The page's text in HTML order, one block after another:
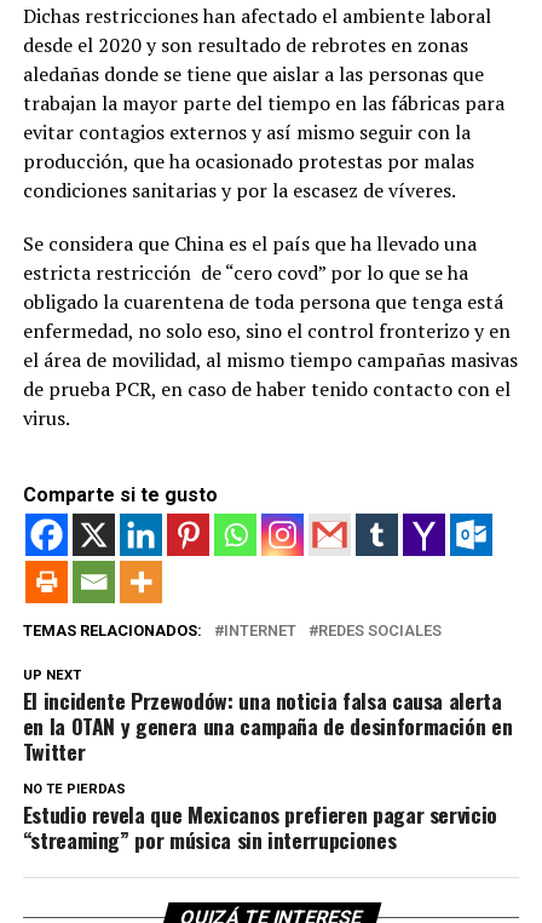
Dichas restricciones han afectado el ambiente laboral
desde el 2020 y son resultado de rebrotes en zonas
aledañas donde se tiene que aislar a las personas que
trabajan la mayor parte del tiempo en las fábricas para
evitar contagios externos y así mismo seguir con la
producción, que ha ocasionado protestas por malas
condiciones sanitarias y por la escasez de víveres.
Se considera que China es el país que ha llevado una
estricta restricción de “cero covd” por lo que se ha
obligado la cuarentena de toda persona que tenga está
enfermedad, no solo eso, sino el control fronterizo y en
el área de movilidad, al mismo tiempo campañas masivas
de prueba PCR, en caso de haber tenido contacto con el
virus.
Comparte si te gusto
TEMAS RELACIONADOS: INTERNET REDES SOCIALES
UP NEXT
El incidente Przewodów: una noticia falsa causa alerta
en la OTAN y genera una campaña de desinformación en
Twitter
NO TE PIERDAS
Estudio revela que Mexicanos prefieren pagar servicio
“streaming” por música sin interrupciones
QUIZÁ TE INTERESE